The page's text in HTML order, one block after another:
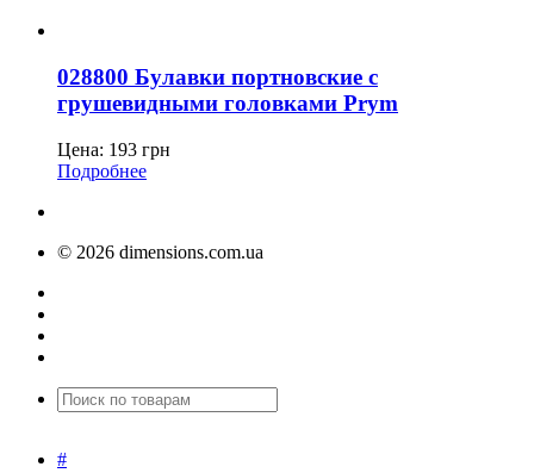
028800 Булавки портновские с
грушевидными головками Prym
Цена: 193 грн
Подробнее
© 2026 dimensions.com.ua
#